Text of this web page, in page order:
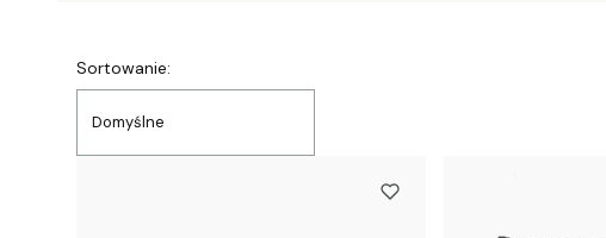
Lista produktów
Sortowanie:
Domyślne